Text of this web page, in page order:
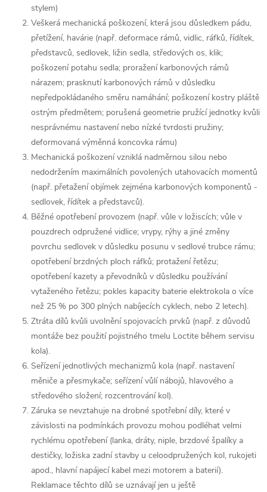
stylem)
Veškerá mechanická poškození, která jsou důsledkem pádu,
přetížení, havárie (např. deformace rámů, vidlic, ráfků, řídítek,
představců, sedlovek, ližin sedla, středových os, klik;
poškození potahu sedla; proražení karbonových rámů
nárazem; prasknutí karbonových rámů v důsledku
nepředpokládaného směru namáhání; poškození kostry pláště
ostrým předmětem; porušená geometrie pružící jednotky kvůli
nesprávnému nastavení nebo nízké tvrdosti pružiny;
deformovaná výměnná koncovka rámu)
Mechanická poškození vzniklá nadměrnou silou nebo
nedodržením maximálních povolených utahovacích momentů
(např. přetažení objímek zejména karbonových komponentů -
sedlovek, řídítek a představců).
Běžné opotřebení provozem (např. vůle v ložiscích; vůle v
pouzdrech odpružené vidlice; vrypy, rýhy a jiné změny
povrchu sedlovek v důsledku posunu v sedlové trubce rámu;
opotřebení brzdných ploch ráfků; protažení řetězu;
opotřebení kazety a převodníků v důsledku používání
vytaženého řetězu; pokles kapacity baterie elektrokola o více
než 25 % po 300 plných nabíjecích cyklech, nebo 2 letech).
Ztráta dílů kvůli uvolnění spojovacích prvků (např. z důvodů
montáže bez použití pojistného tmelu Loctite během servisu
kola).
Seřízení jednotlivých mechanizmů kola (např. nastavení
měniče a přesmykače; seřízení vůlí nábojů, hlavového a
středového složení; rozcentrování kol).
Záruka se nevztahuje na drobné spotřební díly, které v
závislosti na podmínkách provozu mohou podléhat velmi
rychlému opotřebení (lanka, dráty, niple, brzdové špalíky a
destičky, ložiska zadní stavby u celoodpružených kol, rukojeti
apod., hlavní napájecí kabel mezi motorem a baterií).
Reklamace těchto dílů se uznávají jen u ještě